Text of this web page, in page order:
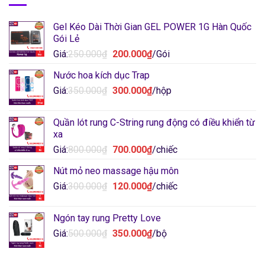
Gel Kéo Dài Thời Gian GEL POWER 1G Hàn Quốc
Gói Lẻ
Giá:250.000₫ Giá
là:
250.000₫.
200.000₫Giá
là:
/Gói
Nước hoa kích dục Trap
Giá:350.000₫ Giá
350.000₫.
300.000₫Giá
là:
/hộp
Quần lót rung C-String rung động có điều khiển từ
xa
Giá:800.000₫ Giá
là:
800.000₫.
700.000₫Giá
tại
là:
/chiếc
Nút mỏ neo massage hậu môn
Giá:300.000₫ Giá
300.000₫.
120.000₫Giá
là:
120.000₫.
/chiếc
Ngón tay rung Pretty Love
Giá:500.000₫ Giá
350.000₫Giá
/bộ